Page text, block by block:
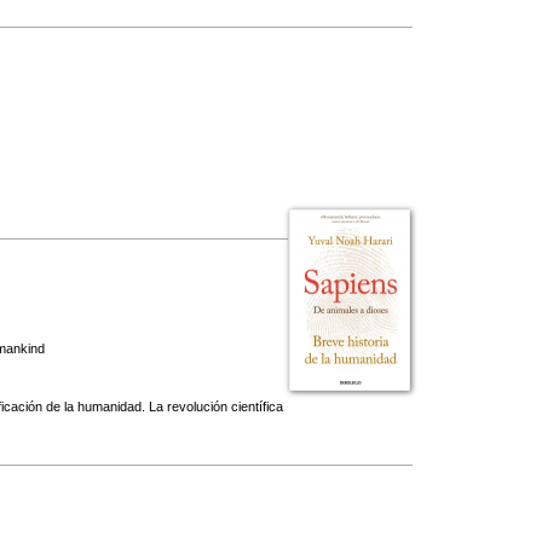
de la humanidad. La revolución científica